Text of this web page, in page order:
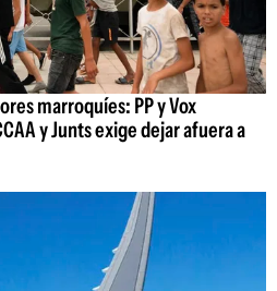
marroquíes: PP y Vox
y Junts exige dejar afuera a